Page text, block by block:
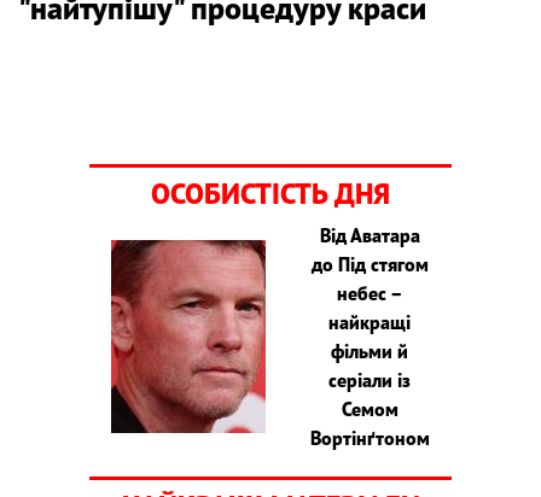
ОСОБИСТІСТЬ ДНЯ
Від Аватара
до Під стягом
небес –
найкращі
фільми й
серіали із
Семом
Вортінґтоном